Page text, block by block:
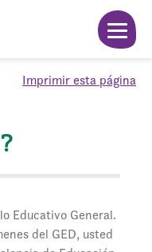
Imprimir esta página
Educativo General.
del GED, usted